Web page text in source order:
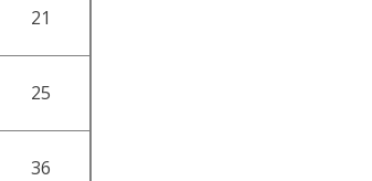
21
25
36